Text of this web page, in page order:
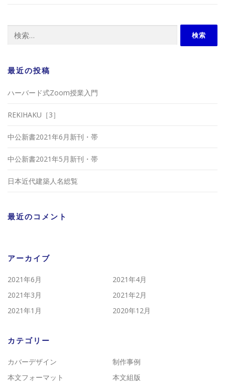
索:
最近の投稿
ハーバード式Zoom授業入門
REKIHAKU［3］
中公新書2021年6月新刊・帯
中公新書2021年5月新刊・帯
日本近代建築人名総覧
最近のコメント
アーカイブ
2021年6月
2021年4月
2021年3月
2021年2月
2021年1月
2020年12月
カテゴリー
カバーデザイン
制作事例
本文フォーマット
本文組版